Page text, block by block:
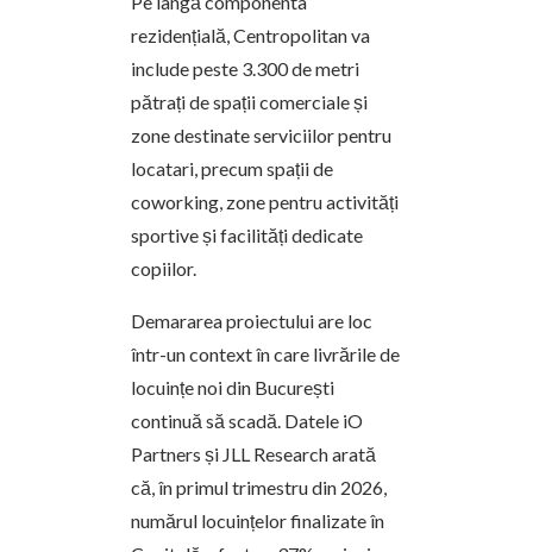
rezidențială, Centropolitan va
include peste 3.300 de metri
pătrați de spații comerciale și
zone destinate serviciilor pentru
locatari, precum spații de
coworking, zone pentru activități
sportive și facilități dedicate
copiilor.
Demararea proiectului are loc
într-un context în care livrările de
locuințe noi din București
continuă să scadă. Datele iO
Partners și JLL Research arată
că, în primul trimestru din 2026,
numărul locuințelor finalizate în